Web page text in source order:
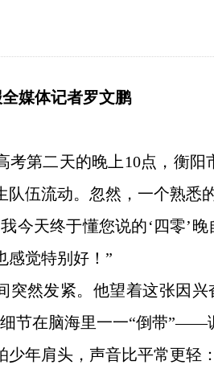
媒体记者罗文鹏
考第二天的晚上10点，衡
队伍流动。忽然，一个熟悉
今天终于懂您说的‘四零’
感觉特别好！”
突然发紧。他望着这张因
节在脑海里一一“倒带”——
少年肩头，声音比平常更轻